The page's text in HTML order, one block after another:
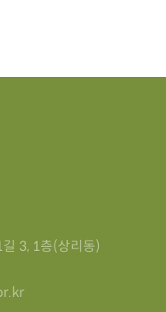
3, 1층(상리동)